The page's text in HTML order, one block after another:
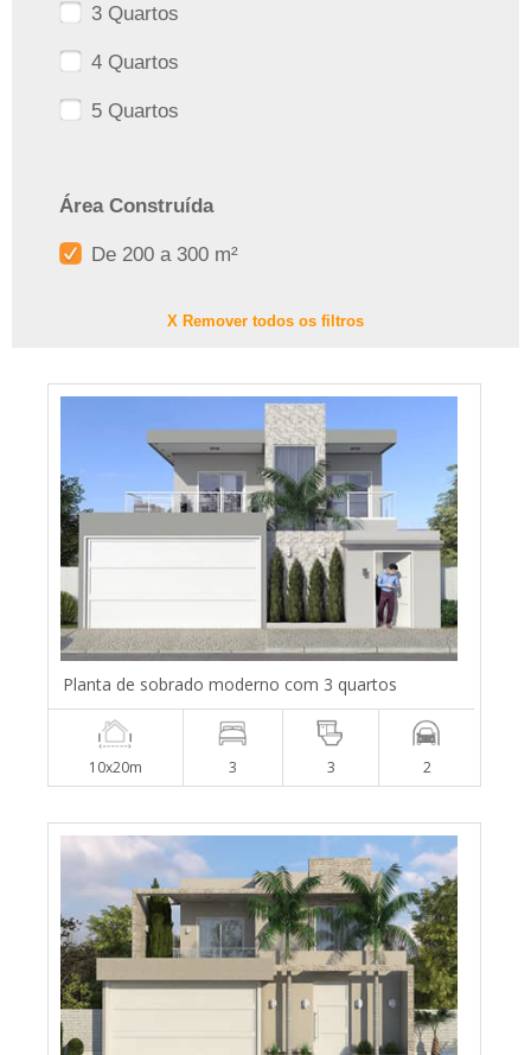
3 Quartos
4 Quartos
5 Quartos
Área Construída
De 200 a 300 m²
X Remover todos os filtros
Planta de sobrado moderno com 3 quartos
10x20m 3 3 2